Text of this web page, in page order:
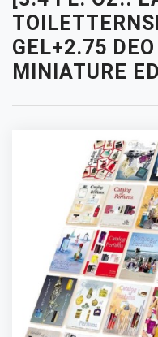
GEL+2.75
MINIATURE